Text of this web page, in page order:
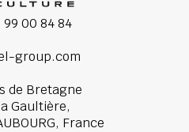
99 00 84 84
group.com
de Bretagne
Gaultière,
France